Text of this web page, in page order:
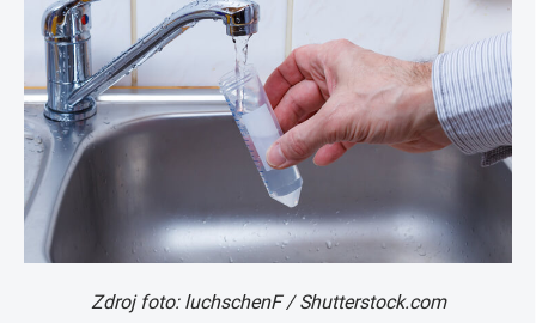
Zdroj foto: luchschenF / Shutterstock.com